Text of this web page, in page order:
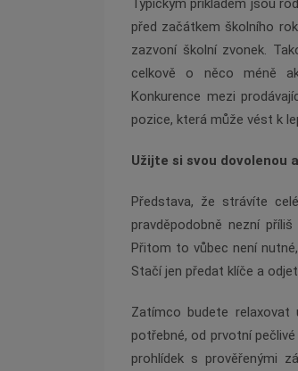
Typickým příkladem jsou
před začátkem školního
zazvoní školní zvonek.
celkově o něco méně
Konkurence mezi
pozice, která může vést k
Užijte si svou dovolenou
Představa, že strávíte
pravděpodobně nezní
Přitom to vůbec není
Stačí jen předat klíče a
Zatímco budete
potřebné, od prvotní
prohlídek s prověřenými